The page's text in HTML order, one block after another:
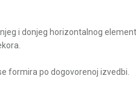
i donjeg horizontalnog
formira po dogovorenoj izvedbi.